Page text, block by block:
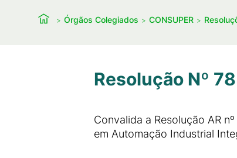
Órgãos Colegiados CONSUPER
Resolução Nº
Convalida a Resolução AR
em Automação Industrial